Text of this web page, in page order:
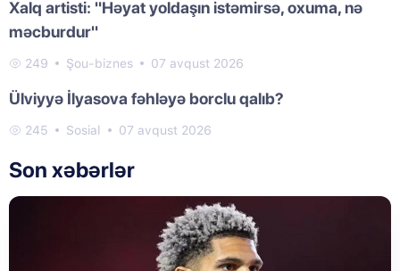
Xalq artisti: "Həyat yoldaşın istəmirsə, oxuma, nə
məcburdur"
249 Şou-biznes 07 avqust 2026
Ülviyyə İlyasova fəhləyə borclu qalıb?
245 Sosial 07 avqust 2026
Son xəbərlər